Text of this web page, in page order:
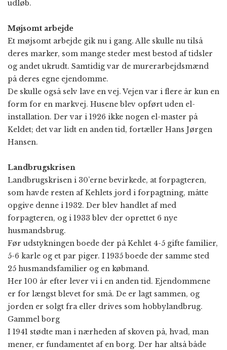
udløb.
Møjsomt arbejde
Et møjsomt arbejde gik nu i gang. Alle skulle nu tilså
deres marker, som mange steder mest bestod af tidsler
og andet ukrudt. Samtidig var de murerarbejdsmænd
på deres egne ejendomme.
De skulle også selv lave en vej. Vejen var i flere år kun en
form for en markvej. Husene blev opført uden el-
installation. Der var i 1926 ikke nogen el-master på
Keldet; det var lidt en anden tid, fortæller Hans Jørgen
Hansen.
Landbrugskrisen
Landbrugskrisen i 30’erne bevirkede, at forpagteren,
som havde resten af Kehlets jord i forpagtning, måtte
opgive denne i 1932. Der blev handlet af med
forpagteren, og i 1933 blev der oprettet 6 nye
husmandsbrug.
Før udstykningen boede der på Kehlet 4-5 gifte familier,
5-6 karle og et par piger. I 1935 boede der samme sted
25 husmandsfamilier og en købmand.
Her 100 år efter lever vi i en anden tid. Ejendommene
er for længst blevet for små. De er lagt sammen, og
jorden er solgt fra eller drives som hobbylandbrug.
Gammel borg
I 1941 stødte man i nærheden af skoven på, hvad, man
mener, er fundamentet af en borg. Der har altså både